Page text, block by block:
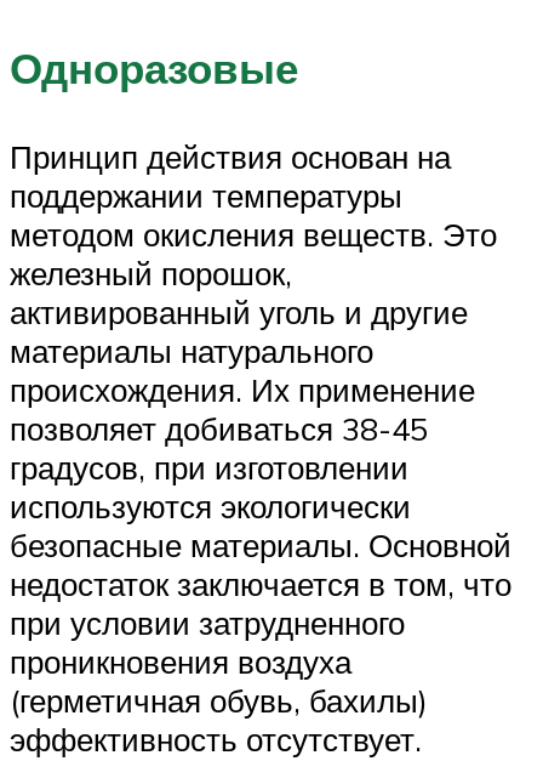
Одноразовые
Принцип действия основан на
поддержании температуры
методом окисления веществ. Это
железный порошок,
активированный уголь и другие
материалы натурального
происхождения. Их применение
позволяет добиваться 38-45
градусов, при изготовлении
используются экологически
безопасные материалы. Основной
недостаток заключается в том, что
при условии затрудненного
проникновения воздуха
(герметичная обувь, бахилы)
эффективность отсутствует.